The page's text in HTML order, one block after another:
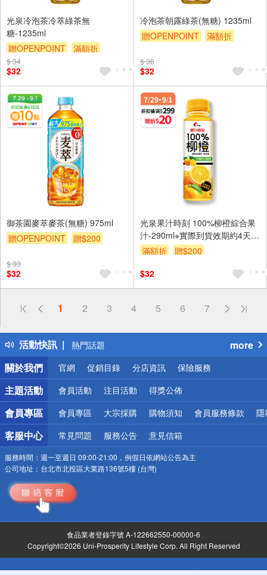
光泉冷泡茶冷萃綠茶無
糖-1235ml
贈OPENPOINT
滿額折
贈$200
$ 34
$32
冷泡茶朝露綠茶(無糖) 1235ml
贈OPENPOINT
滿額折
$ 36
$32
御茶園麥萃麥茶(無糖) 975ml
贈OPENPOINT
贈$200
$ 33
$32
光泉果汁時刻 100%柳橙綜合果
汁-290ml※實際到貨效期約4天以
上
滿額折
贈$200
$32
1 2 3 4 5 6 7
活動快訊
偏遠地區配送
得獎公告
熱門話題
銀行優惠
偏遠地區配送
詐騙網頁！請小心！
more
關於我們
官網 促銷目錄 分店資訊 保險服務
主題活動 會員活動 注目活動 得獎公佈
會員專區 會員專區 大宗採購 購物須知 會員服務條款 隱
客服中心 常見問題 服務公告 意見信箱
服務時間： 週一至週日 09:00-21:00，例假日依網站公告為主
公司地址： 台北市北投區大業路136號5樓 (台灣)
食品業者登錄字號 A-122662550-00000-6
Copyright©2026 Uni-Prosperity Lifestyle Corp. All Right Reserved